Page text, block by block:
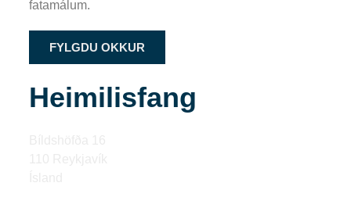
fatamálum.
FYLGDU OKKUR
Heimilisfang